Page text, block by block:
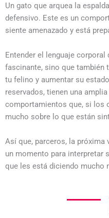
Un gato que arquea la
defensivo. Este es un
siente amenazado y está
Entender el lenguaje
fascinante, sino que también
tu felino y aumentar su
reservados, tienen una
comportamientos que, si los
mucho sobre lo que están
Así que, parceros, la próxima
un momento para interpretar
que les está diciendo mucho